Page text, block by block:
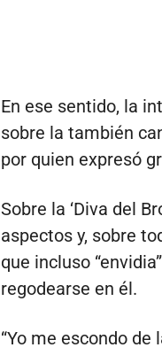
En ese sentido, la
sobre la también
por quien expresó
Sobre la ‘Diva del
aspectos y, sobre
que incluso
regodearse en él.
“Yo me escondo